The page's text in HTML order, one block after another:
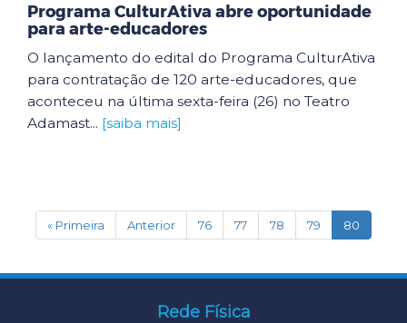
Programa CulturAtiva abre oportunidade
para arte-educadores
O lançamento do edital do Programa CulturAtiva
para contratação de 120 arte-educadores, que
aconteceu na última sexta-feira (26) no Teatro
Adamast... [saiba mais]
« Primeira Anterior 76 77 78 79 80
Rede Física